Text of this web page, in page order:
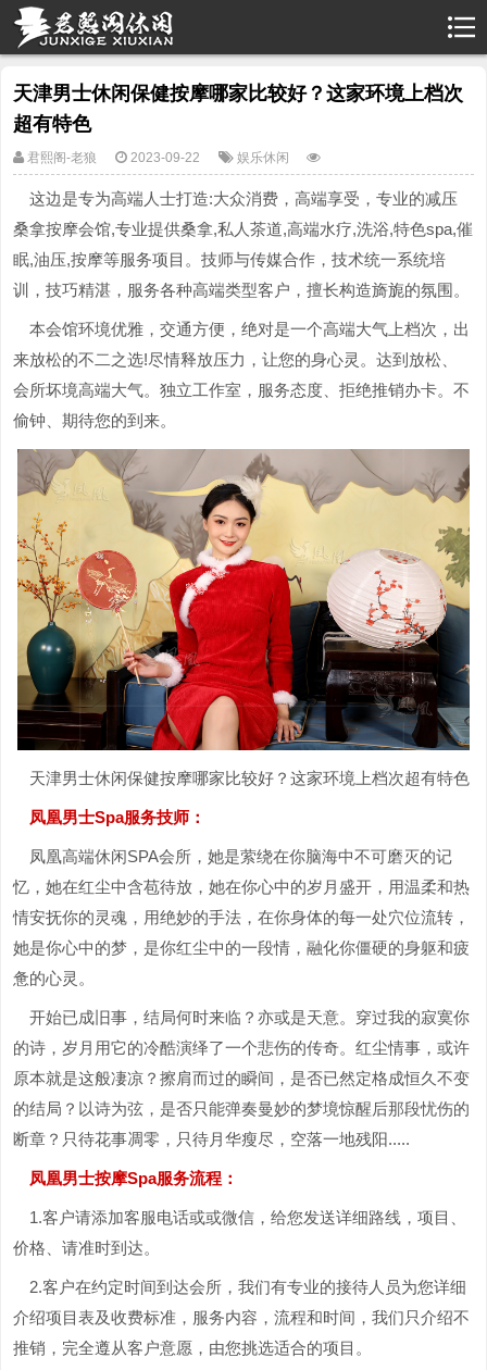
天津男士休闲保健按摩哪家比较好？这家环境上档次
超有特色
君熙阁-老狼 2023-09-22 娱乐休闲
这边是专为高端人士打造:大众消费，高端享受，专业的减压
桑拿按摩会馆,专业提供桑拿,私人茶道,高端水疗,洗浴,特色spa,催
眠,油压,按摩等服务项目。技师与传媒合作，技术统一系统培
训，技巧精湛，服务各种高端类型客户，擅长构造旖旎的氛围。
本会馆环境优雅，交通方便，绝对是一个高端大气上档次，出
来放松的不二之选!尽情释放压力，让您的身心灵。达到放松、
会所坏境高端大气。独立工作室，服务态度、拒绝推销办卡。不
偷钟、期待您的到来。
天津男士休闲保健按摩哪家比较好？这家环境上档次超有特色
凤凰男士Spa服务技师：
凤凰高端休闲SPA会所，她是萦绕在你脑海中不可磨灭的记
忆，她在红尘中含苞待放，她在你心中的岁月盛开，用温柔和热
情安抚你的灵魂，用绝妙的手法，在你身体的每一处穴位流转，
她是你心中的梦，是你红尘中的一段情，融化你僵硬的身躯和疲
惫的心灵。
开始已成旧事，结局何时来临？亦或是天意。穿过我的寂寞你
的诗，岁月用它的冷酷演绎了一个悲伤的传奇。红尘情事，或许
原本就是这般凄凉？擦肩而过的瞬间，是否已然定格成恒久不变
的结局？以诗为弦，是否只能弹奏曼妙的梦境惊醒后那段忧伤的
断章？只待花事凋零，只待月华瘦尽，空落一地残阳.....
凤凰男士按摩Spa服务流程：
1.客户请添加客服电话或或微信，给您发送详细路线，项目、
价格、请准时到达。
2.客户在约定时间到达会所，我们有专业的接待人员为您详细
介绍项目表及收费标准，服务内容，流程和时间，我们只介绍不
推销，完全遵从客户意愿，由您挑选适合的项目。